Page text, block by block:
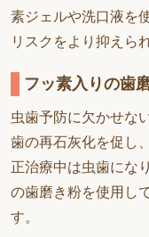
素ジェルや洗口液を
リスクをより抑えら
フッ素入りの歯
虫歯予防に欠かせな
歯の再石灰化を促し
正治療中は虫歯にな
の歯磨き粉を使用し
す。